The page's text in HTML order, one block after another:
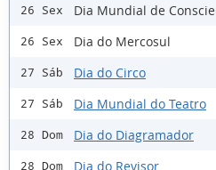
26 Sex Dia Mundial de
26 Sex Dia do Mercosul
27 Sáb Dia do Circo
27 Sáb Dia Mundial do Teatro
28 Dom Dia do Diagramador
28 Dom Dia do Revisor